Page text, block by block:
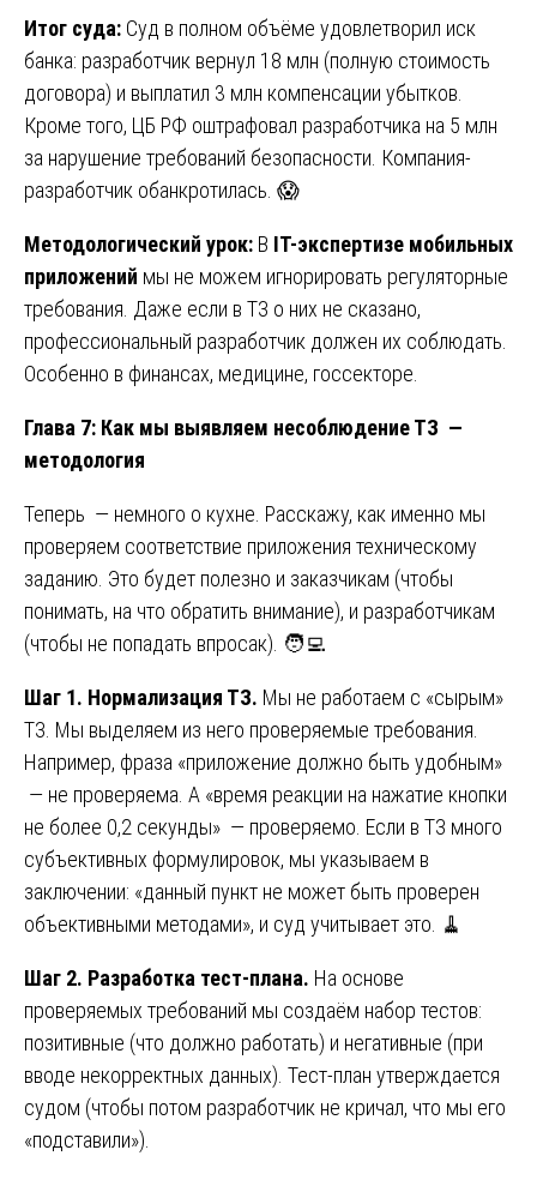
Итог суда: Суд в полном объёме удовлетворил иск
банка: разработчик вернул 18 млн (полную стоимость
договора) и выплатил 3 млн компенсации убытков.
Кроме того, ЦБ РФ оштрафовал разработчика на 5 млн
за нарушение требований безопасности. Компания-
разработчик обанкротилась. 😱
Методологический урок: В IT-экспертизе мобильных
приложений мы не можем игнорировать регуляторные
требования. Даже если в ТЗ о них не сказано,
профессиональный разработчик должен их соблюдать.
Особенно в финансах, медицине, госсекторе.
Глава 7: Как мы выявляем несоблюдение ТЗ —
методология
Теперь — немного о кухне. Расскажу, как именно мы
проверяем соответствие приложения техническому
заданию. Это будет полезно и заказчикам (чтобы
понимать, на что обратить внимание), и разработчикам
(чтобы не попадать впросак). 🧑‍💻
Шаг 1. Нормализация ТЗ. Мы не работаем с «сырым»
ТЗ. Мы выделяем из него проверяемые требования.
Например, фраза «приложение должно быть удобным»
— не проверяема. А «время реакции на нажатие кнопки
не более 0,2 секунды» — проверяемо. Если в ТЗ много
субъективных формулировок, мы указываем в
заключении: «данный пункт не может быть проверен
объективными методами», и суд учитывает это. 🧹
Шаг 2. Разработка тест-плана. На основе
проверяемых требований мы создаём набор тестов:
позитивные (что должно работать) и негативные (при
вводе некорректных данных). Тест-план утверждается
судом (чтобы потом разработчик не кричал, что мы его
«подставили»).